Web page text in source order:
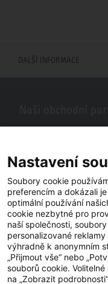
DALŠÍ INFORMACE
se vám naši partneři ve
Nastavení
Soubory cookie
preferencím a dokázali
optimální používání
cookie nezbytné pro
naší společnosti,
personalizované
výhradně k anonymním
„Přijmout vše“ nebo
souborů cookie.
na „Zobrazit